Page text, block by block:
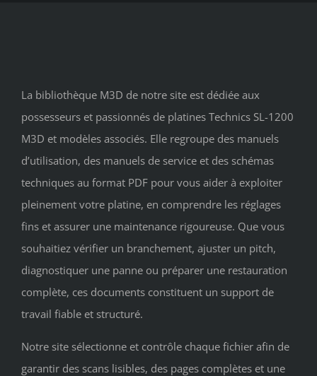
La bibliothèque M3D de notre site est dédiée aux
possesseurs et passionnés de platines Technics SL-1200
M3D et modèles associés. Elle regroupe des manuels
d’utilisation, des manuels de service et des schémas
techniques au format PDF pour vous aider à exploiter
pleinement votre platine, en comprendre les réglages
fins et assurer une maintenance rigoureuse. Que vous
souhaitiez vérifier un branchement, ajuster un pitch,
diagnostiquer une panne ou préparer une restauration
complète, ces documents constituent un support de
travail fiable et structuré.
Notre site sélectionne et contrôle chaque fichier afin de
garantir des scans lisibles, des pages complètes et une